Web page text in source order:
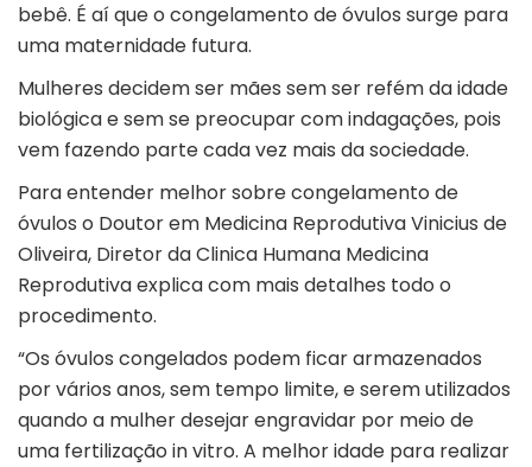
bebê. É aí que o congelamento de óvulos surge para
uma maternidade futura.
Mulheres decidem ser mães sem ser refém da idade
biológica e sem se preocupar com indagações, pois
vem fazendo parte cada vez mais da sociedade.
Para entender melhor sobre congelamento de
óvulos o Doutor em Medicina Reprodutiva Vinicius de
Oliveira, Diretor da Clinica Humana Medicina
Reprodutiva explica com mais detalhes todo o
procedimento.
“Os óvulos congelados podem ficar armazenados
por vários anos, sem tempo limite, e serem utilizados
quando a mulher desejar engravidar por meio de
uma fertilização in vitro. A melhor idade para realizar